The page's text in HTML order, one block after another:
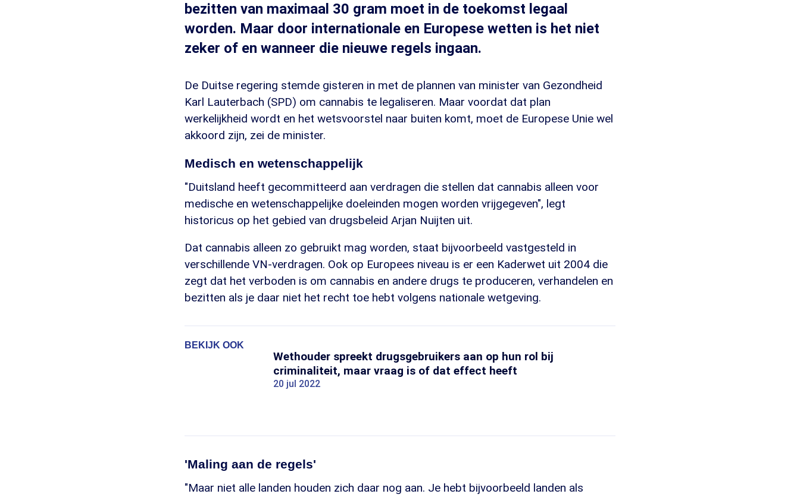
bezitten van maximaal 30 gram moet in de toekomst legaal
worden. Maar door internationale en Europese wetten is het niet
zeker of en wanneer die nieuwe regels ingaan.
De Duitse regering stemde gisteren in met de plannen van minister van Gezondheid
Karl Lauterbach (SPD) om cannabis te legaliseren. Maar voordat dat plan
werkelijkheid wordt en het wetsvoorstel naar buiten komt, moet de Europese Unie wel
akkoord zijn, zei de minister.
Medisch en wetenschappelijk
"Duitsland heeft gecommitteerd aan verdragen die stellen dat cannabis alleen voor
medische en wetenschappelijke doeleinden mogen worden vrijgegeven", legt
historicus op het gebied van drugsbeleid Arjan Nuijten uit.
Dat cannabis alleen zo gebruikt mag worden, staat bijvoorbeeld vastgesteld in
verschillende VN-verdragen. Ook op Europees niveau is er een Kaderwet uit 2004 die
zegt dat het verboden is om cannabis en andere drugs te produceren, verhandelen en
bezitten als je daar niet het recht toe hebt volgens nationale wetgeving.
BEKIJK OOK
Wethouder spreekt drugsgebruikers aan op hun rol bij
criminaliteit, maar vraag is of dat effect heeft
20 jul 2022
'Maling aan de regels'
"Maar niet alle landen houden zich daar nog aan. Je hebt bijvoorbeeld landen als